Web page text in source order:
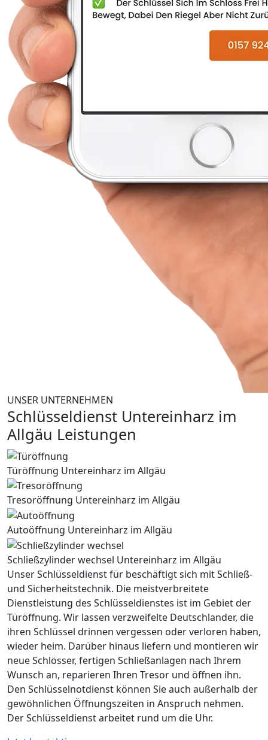
UNSER UNTERNEHMEN
Schlüsseldienst Untereinharz im
Allgäu Leistungen
Türöffnung Untereinharz im Allgäu
Tresoröffnung Untereinharz im Allgäu
Autoöffnung Untereinharz im Allgäu
Schließzylinder wechsel Untereinharz im Allgäu
Unser Schlüsseldienst für beschäftigt sich mit Schließ-
und Sicherheitstechnik. Die meistverbreitete
Dienstleistung des Schlüsseldienstes ist im Gebiet der
Türöffnung. Wir lassen verzweifelte Deutschlander, die
ihren Schlüssel drinnen vergessen oder verloren haben,
wieder heim. Darüber hinaus liefern und montieren wir
neue Schlösser, fertigen Schließanlagen nach Ihrem
Wunsch an, reparieren Ihren Tresor und öffnen ihn.
Den Schlüsselnotdienst können Sie auch außerhalb der
gewöhnlichen Öffnungszeiten in Anspruch nehmen.
Der Schlüsseldienst arbeitet rund um die Uhr.